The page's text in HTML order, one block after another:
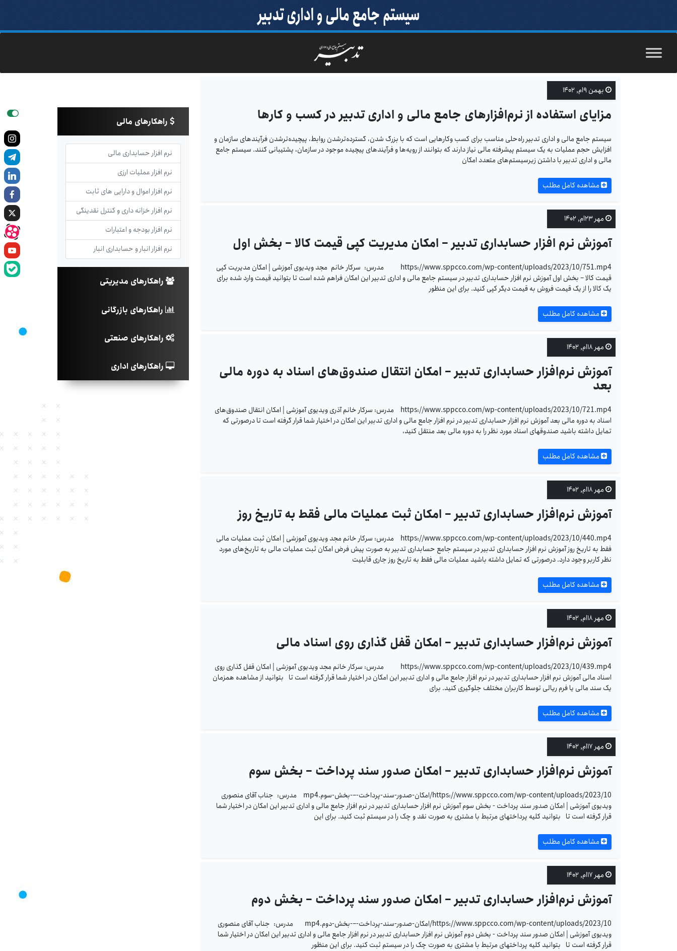
بهمن ۹ام, ۱۴۰۲
مزایای استفاده از نرم‌افزارهای جامع مالی و اداری تدبیر در کسب‌‌ و کارها
سیستم جامع مالی و اداری تدبیر راه‌حلی مناسب برای کسب ‌وکارهایی است که با بزرگ شدن، گسترده‌ترشدن روابط، پیچیده‌ترشدن فرآیندهای سازمان و
افزایش حجم عملیات به یک سیستم پیشرفته‌ مالی نیاز دارند که بتوانند از رویه‌ها و فرآیندهای پیچیده موجود در سازمان، پشتیبانی ‌کنند. سیستم جامع
مالی و اداری تدبیر با داشتن زیرسیستم‌های متعدد امکان
مشاهده کامل مطلب
مهر ۲۳ام, ۱۴۰۲
آموزش نرم افزار حسابداری تدبیر – امکان مدیریت کپی قیمت کالا – بخش اول
https://www.sppcco.com/wp-content/uploads/2023/10/751.mp4 مدرس: سرکار خانم مجد ویدیوی آموزشی | امکان مدیریت کپی
قیمت کالا – بخش اول آموزش نرم افزار حسابداری تدبیر در سیستم جامع مالی و اداری تدبیر این امکان فراهم شده است تا بتوانید قیمت وارد شده برای
یک کالا را از یک قیمت فروش به قیمت دیگر کپی کنید. برای این منظور
مشاهده کامل مطلب
مهر ۱۸ام, ۱۴۰۲
آموزش نرم‌افزار حسابداری تدبیر – امکان انتقال صندوق‌های اسناد به دوره مالی
بعد
https://www.sppcco.com/wp-content/uploads/2023/10/721.mp4 مدرس: سرکار خانم آذری ویدیوی آموزشی | امکان انتقال صندوق‌های
اسناد به دوره مالی بعد آموزش نرم افزار حسابداری تدبیر در نرم افزار جامع مالی و اداری تدبیر این امکان در اختیار شما قرار گرفته است تا درصورتی که
تمایل داشته باشید صندوقهای اسناد مورد نظر را به دوره مالی بعد منتقل کنید،
مشاهده کامل مطلب
مهر ۱۸ام, ۱۴۰۲
آموزش نرم‌افزار حسابداری تدبیر – امکان ثبت عملیات مالی فقط به تاریخ روز
https://www.sppcco.com/wp-content/uploads/2023/10/440.mp4 مدرس: سرکار خانم مجد ویدیوی آموزشی | امکان ثبت عملیات مالی
فقط به تاریخ روز آموزش نرم افزار حسابداری تدبیر در سیستم جامع حسابداری تدبیر به صورت پیش فرض امکان ثبت عملیات مالی به تاریخ‌های مورد
نظر کاربر وجود دارد. درصورتی که تمایل داشته باشید عملیات مالی فقط به تاریخ روز جاری قابلیت
مشاهده کامل مطلب
مهر ۱۸ام, ۱۴۰۲
آموزش نرم‌افزار حسابداری تدبیر – امکان قفل گذاری روی اسناد مالی
https://www.sppcco.com/wp-content/uploads/2023/10/439.mp4 مدرس: سرکار خانم مجد ویدیوی آموزشی | امکان قفل گذاری روی
اسناد مالی آموزش نرم افزار حسابداری تدبیر در نرم افزار جامع مالی و اداری تدبیر این امکان در اختیار شما قرار گرفته است تا بتوانید از مشاهده همزمان
یک سند مالی یا فرم ریالی توسط کاربران مختلف جلوگیری کنید. برای
مشاهده کامل مطلب
مهر ۱۷ام, ۱۴۰۲
آموزش نرم‌افزار حسابداری تدبیر – امکان صدور سند پرداخت – بخش سوم
https://www.sppcco.com/wp-content/uploads/2023/10/امکان-صدور-سند-پرداخت-–-بخش-سوم.mp4 مدرس: جناب آقای منصوری
ویدیوی آموزشی | امکان صدور سند پرداخت - بخش سوم آموزش نرم افزار حسابداری تدبیر در نرم افزار جامع مالی و اداری تدبیر این امکان در اختیار شما
قرار گرفته است تا بتوانید کلیه پرداختهای مرتبط با مشتری به صورت نقد و چک را در سیستم ثبت کنید. برای این
مشاهده کامل مطلب
مهر ۱۷ام, ۱۴۰۲
آموزش نرم‌افزار حسابداری تدبیر – امکان صدور سند پرداخت – بخش دوم
https://www.sppcco.com/wp-content/uploads/2023/10/امکان-صدور-سند-پرداخت-–-بخش-دوم.mp4 مدرس: جناب آقای منصوری
ویدیوی آموزشی | امکان صدور سند پرداخت - بخش دوم آموزش نرم افزار حسابداری تدبیر در نرم افزار جامع مالی و اداری تدبیر این امکان در اختیار شما
قرار گرفته است تا بتوانید کلیه پرداختهای مرتبط با مشتری به صورت چک را در سیستم ثبت کنید. برای این منظور
راهکارهای مالی
نرم افزار حسابداری مالی
نرم افزار عملیات ارزی
نرم افزار اموال و دارایی های ثابت
نرم افزار خزانه داری و کنترل نقدینگی
نرم افزار بودجه و اعتبارات
نرم افزار انبار و حسابداری انبار
راهکارهای مدیریتی
راهکارهای بازرگانی
راهکارهای صنعتی
راهکارهای اداری